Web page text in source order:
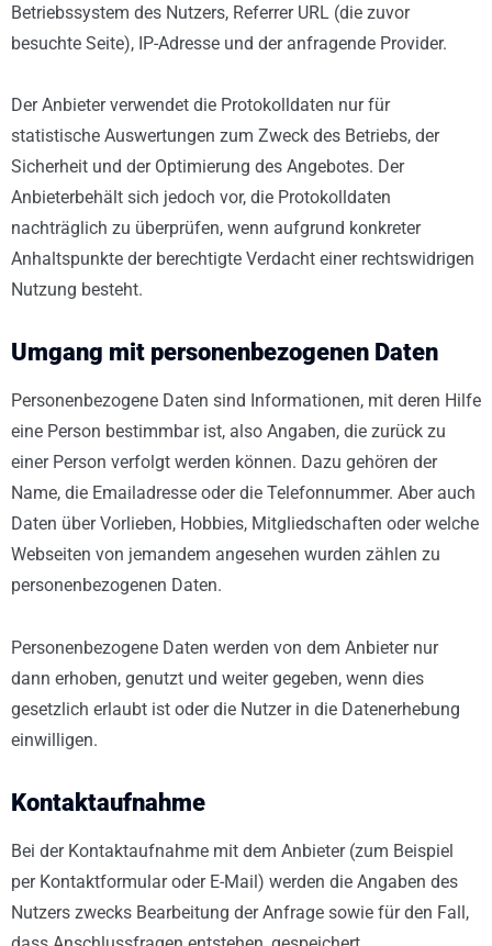
Betriebssystem des Nutzers, Referrer URL (die zuvor
besuchte Seite), IP-Adresse und der anfragende Provider.
Der Anbieter verwendet die Protokolldaten nur für
statistische Auswertungen zum Zweck des Betriebs, der
Sicherheit und der Optimierung des Angebotes. Der
Anbieterbehält sich jedoch vor, die Protokolldaten
nachträglich zu überprüfen, wenn aufgrund konkreter
Anhaltspunkte der berechtigte Verdacht einer rechtswidrigen
Nutzung besteht.
Umgang mit personenbezogenen Daten
Personenbezogene Daten sind Informationen, mit deren Hilfe
eine Person bestimmbar ist, also Angaben, die zurück zu
einer Person verfolgt werden können. Dazu gehören der
Name, die Emailadresse oder die Telefonnummer. Aber auch
Daten über Vorlieben, Hobbies, Mitgliedschaften oder welche
Webseiten von jemandem angesehen wurden zählen zu
personenbezogenen Daten.
Personenbezogene Daten werden von dem Anbieter nur
dann erhoben, genutzt und weiter gegeben, wenn dies
gesetzlich erlaubt ist oder die Nutzer in die Datenerhebung
einwilligen.
Kontaktaufnahme
Bei der Kontaktaufnahme mit dem Anbieter (zum Beispiel
per Kontaktformular oder E-Mail) werden die Angaben des
Nutzers zwecks Bearbeitung der Anfrage sowie für den Fall,